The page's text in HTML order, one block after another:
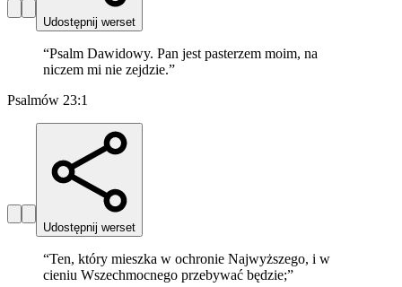
Udostępnij werset
“Psalm Dawidowy. Pan jest pasterzem moim, na
niczem mi nie zejdzie.”
Psalmów 23:1
Udostępnij werset
“Ten, który mieszka w ochronie Najwyższego, i w
cieniu Wszechmocnego przebywać będzie;”